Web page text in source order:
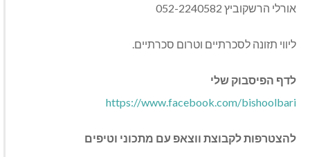
אורלי הרשקוביץ 052-2240582
ליווי תזונה לסכרתיים וטרום סכרתיים.
לדף הפיסבוק שלי
https://www.facebook.com/bishoolbari
להצטרפות לקבוצת ווצאפ עם מתכוני וטיפים